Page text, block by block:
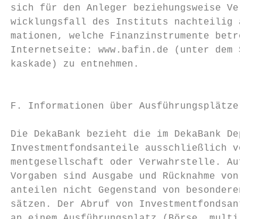
sich für den Anleger beziehungsweise
wicklungsfall des Instituts nachteilig
mationen, welche Finanzinstrumente
Internetseite: www.bafin.de (unter dem
kaskade) zu entnehmen.
F. Informationen über
Die DekaBank bezieht die im DekaBank
Investmentfondsanteile ausschließlich
mentgesellschaft oder Verwahrstelle.
Vorgaben sind Ausgabe und Rücknahme
anteilen nicht Gegenstand von besonderen
sätzen. Der Abruf von